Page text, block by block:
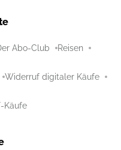
Abo-Club Reisen
Widerruf digitaler Käufe
Käufe